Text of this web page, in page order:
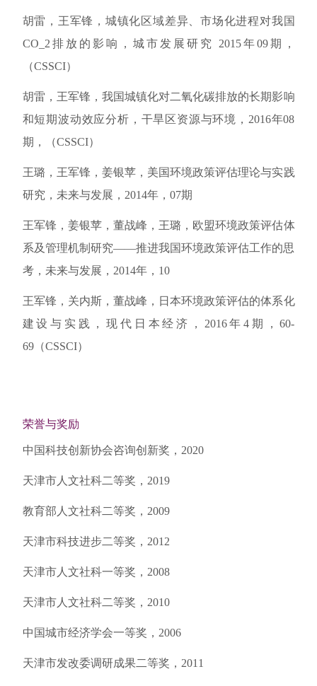
胡雷，王军锋，城镇化区域差异、市场化进程对我国
CO_2排放的影响，城市发展研究 2015年09期，
（CSSCI）
胡雷，王军锋，我国城镇化对二氧化碳排放的长期影响
和短期波动效应分析，干旱区资源与环境，2016年08
期，（CSSCI）
王璐，王军锋，姜银苹，美国环境政策评估理论与实践
研究，未来与发展，2014年，07期
王军锋，姜银苹，董战峰，王璐，欧盟环境政策评估体
系及管理机制研究——推进我国环境政策评估工作的思
考，未来与发展，2014年，10
王军锋，关内斯，董战峰，日本环境政策评估的体系化
建设与实践，现代日本经济，2016年4期，60-
69（CSSCI）
荣誉与奖励
中国科技创新协会咨询创新奖，2020
天津市人文社科二等奖，2019
教育部人文社科二等奖，2009
天津市科技进步二等奖，2012
天津市人文社科一等奖，2008
天津市人文社科二等奖，2010
中国城市经济学会一等奖，2006
天津市发改委调研成果二等奖，2011